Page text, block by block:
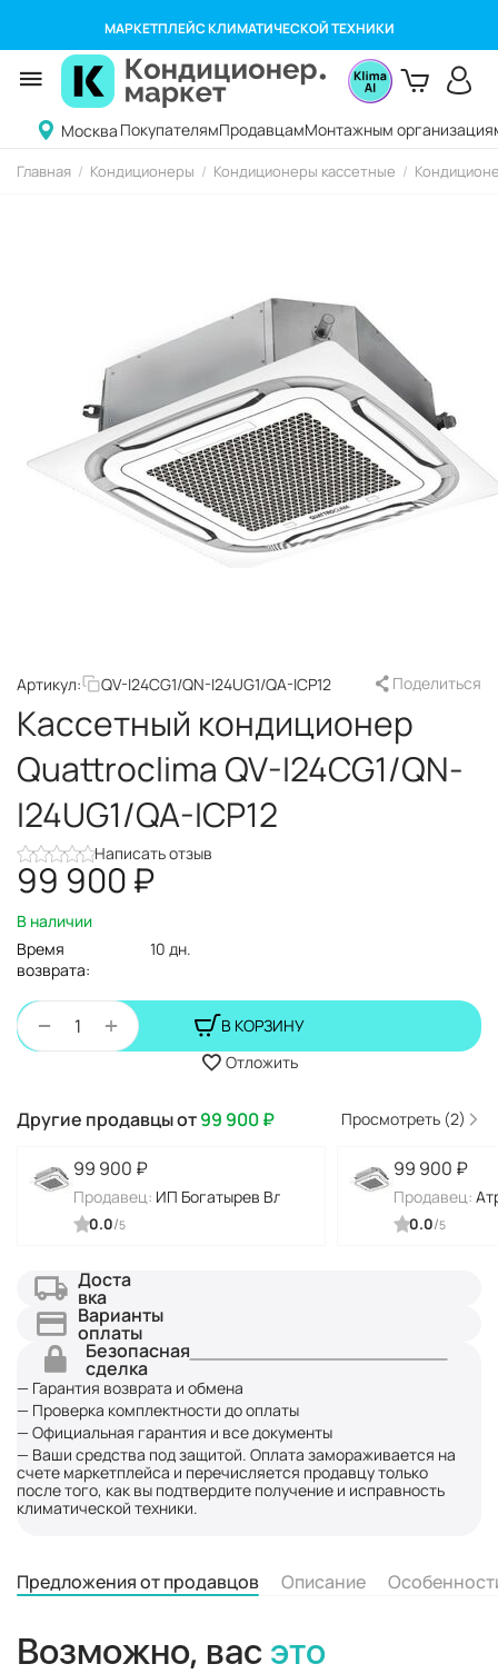
МАРКЕТПЛЕЙС КЛИМАТИЧЕСКОЙ ТЕХНИКИ
Москва ПокупателямПродавцамМонтажным
Главная / Кондиционеры / Кондиционеры кассетные /
Артикул: QV-I24CG1/QN-I24UG1/QA-ICP12 Поделиться
Кассетный кондиционер
Quattroclima QV-I24CG1/QN-
I24UG1/QA-ICP12
Написать отзыв
99 900₽
В наличии
Время
возврата:
10 дн.
+
−
В КОРЗИНУ
Отложить
Другие продавцы от99 900₽ Просмотреть (2)
99 900 ₽
Продавец: ИП Богатырев Владимир Николаевич
0.0/5
99 900 ₽
Продавец:
0.0/5
Доста
вка
Варианты
оплаты
Безопасная
сделка
— Гарантия возврата и обмена
— Проверка комплектности до оплаты
— Официальная гарантия и все документы
— Ваши средства под защитой. Оплата замораживается на
счете маркетплейса и перечисляется продавцу только
после того, как вы подтвердите получение и исправность
климатической техники.
Предложения от продавцов Описание
Возможно, вас это